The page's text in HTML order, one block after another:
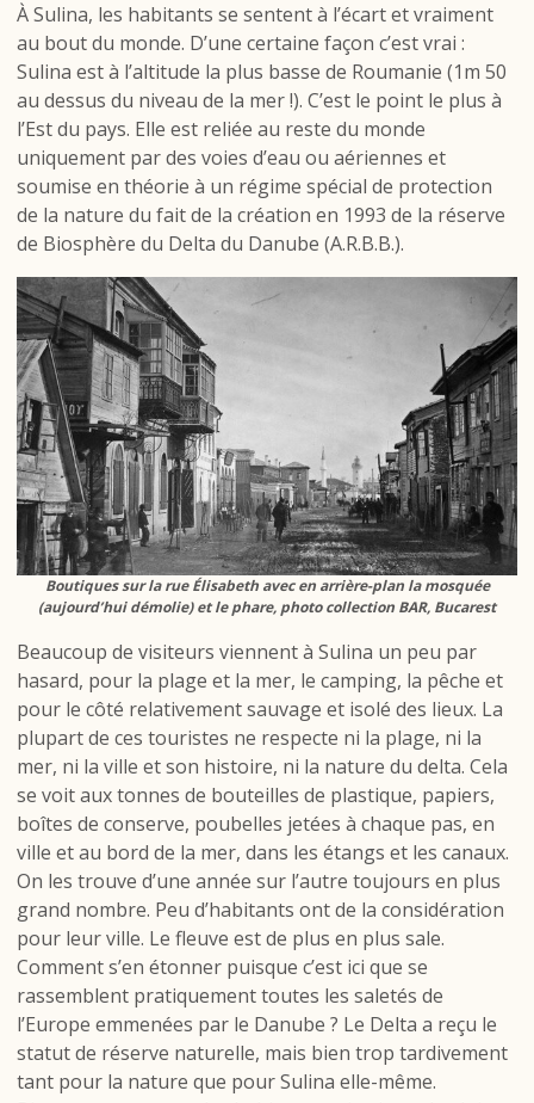
À Sulina, les habitants se sentent à l’écart et vraiment
au bout du monde. D’une certaine façon c’est vrai :
Sulina est à l’altitude la plus basse de Roumanie (1m 50
au dessus du niveau de la mer !). C’est le point le plus à
l’Est du pays. Elle est reliée au reste du monde
uniquement par des voies d’eau ou aériennes et
soumise en théorie à un régime spécial de protection
de la nature du fait de la création en 1993 de la réserve
de Biosphère du Delta du Danube (A.R.B.B.).
Boutiques sur la rue Élisabeth avec en arrière-plan la mosquée
(aujourd’hui démolie) et le phare, photo collection BAR, Bucarest
Beaucoup de visiteurs viennent à Sulina un peu par
hasard, pour la plage et la mer, le camping, la pêche et
pour le côté relativement sauvage et isolé des lieux. La
plupart de ces touristes ne respecte ni la plage, ni la
mer, ni la ville et son histoire, ni la nature du delta. Cela
se voit aux tonnes de bouteilles de plastique, papiers,
boîtes de conserve, poubelles jetées à chaque pas, en
ville et au bord de la mer, dans les étangs et les canaux.
On les trouve d’une année sur l’autre toujours en plus
grand nombre. Peu d’habitants ont de la considération
pour leur ville. Le fleuve est de plus en plus sale.
Comment s’en étonner puisque c’est ici que se
rassemblent pratiquement toutes les saletés de
l’Europe emmenées par le Danube ? Le Delta a reçu le
statut de réserve naturelle, mais bien trop tardivement
tant pour la nature que pour Sulina elle-même.